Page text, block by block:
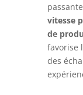
vitesse
de
favorise
des